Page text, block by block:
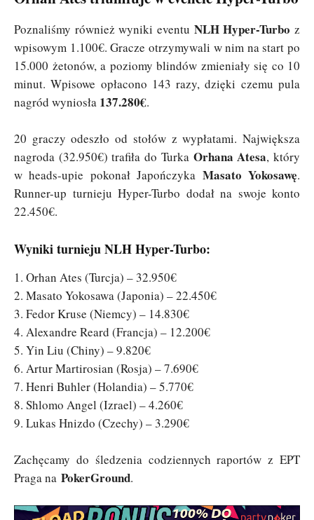
Poznaliśmy również wyniki eventu NLH Hyper-Turbo z
wpisowym 1.100€. Gracze otrzymywali w nim na start po
15.000 żetonów, a poziomy blindów zmieniały się co 10
minut. Wpisowe opłacono 143 razy, dzięki czemu pula
nagród wyniosła 137.280€.
20 graczy odeszło od stołów z wypłatami. Największa
nagroda (32.950€) trafiła do Turka Orhana Atesa, który
w heads-upie pokonał Japończyka Masato Yokosawę.
Runner-up turnieju Hyper-Turbo dodał na swoje konto
22.450€.
Wyniki turnieju NLH Hyper-Turbo:
1. Orhan Ates (Turcja) – 32.950€
2. Masato Yokosawa (Japonia) – 22.450€
3. Fedor Kruse (Niemcy) – 14.830€
4. Alexandre Reard (Francja) – 12.200€
5. Yin Liu (Chiny) – 9.820€
6. Artur Martirosian (Rosja) – 7.690€
7. Henri Buhler (Holandia) – 5.770€
8. Shlomo Angel (Izrael) – 4.260€
9. Lukas Hnizdo (Czechy) – 3.290€
Zachęcamy do śledzenia codziennych raportów z EPT
Praga na PokerGround.